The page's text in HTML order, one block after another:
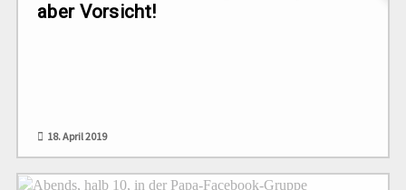
aber Vorsicht!
18. April 2019